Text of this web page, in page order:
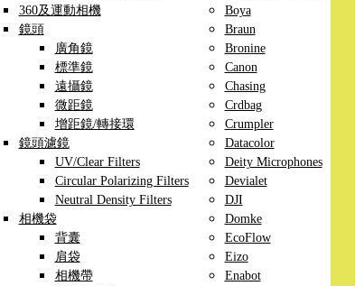
360及運動相機
鏡頭
廣角鏡
標準鏡
遠攝鏡
微距鏡
增距鏡/轉接環
鏡頭濾鏡
UV/Clear Filters
Circular Polarizing Filters
Neutral Density Filters
相機袋
背囊
肩袋
相機帶
Boya
Braun
Bronine
Canon
Chasing
Crdbag
Crumpler
Datacolor
Deity Microphones
Devialet
DJI
Domke
EcoFlow
Eizo
Enabot